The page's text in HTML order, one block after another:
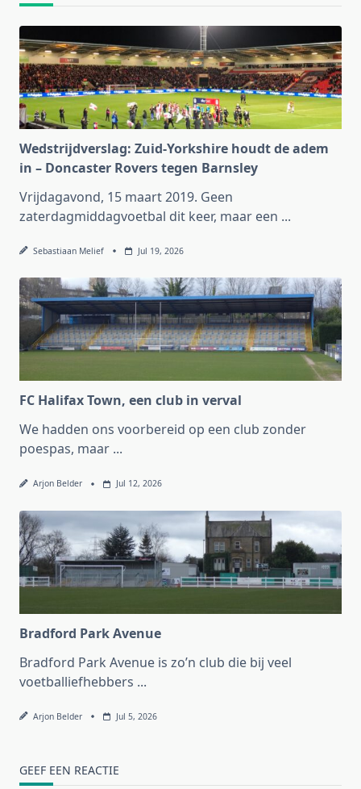
Wedstrijdverslag: Zuid-Yorkshire houdt de adem
in – Doncaster Rovers tegen Barnsley
Vrijdagavond, 15 maart 2019. Geen
zaterdagmiddagvoetbal dit keer, maar een ...
Sebastiaan Melief Jul 19, 2026
FC Halifax Town, een club in verval
We hadden ons voorbereid op een club zonder
poespas, maar ...
Arjon Belder Jul 12, 2026
Bradford Park Avenue
Bradford Park Avenue is zo’n club die bij veel
voetballiefhebbers ...
Arjon Belder Jul 5, 2026
GEEF EEN REACTIE